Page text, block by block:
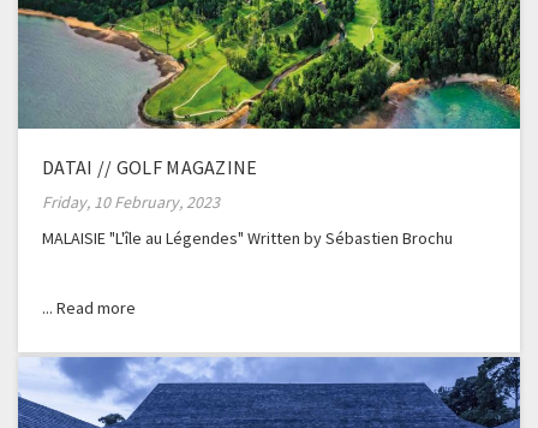
DATAI // GOLF MAGAZINE
Friday, 10 February, 2023
MALAISIE "L'île au Légendes" Written by Sébastien Brochu